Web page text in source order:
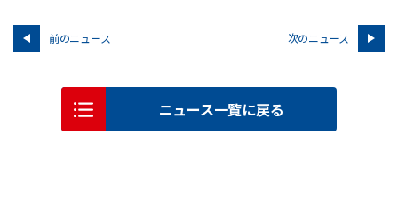
前のニュース 次のニュース
ニュース一覧に戻る